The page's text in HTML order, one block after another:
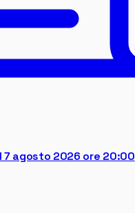
7 agosto 2026 ore 20:00